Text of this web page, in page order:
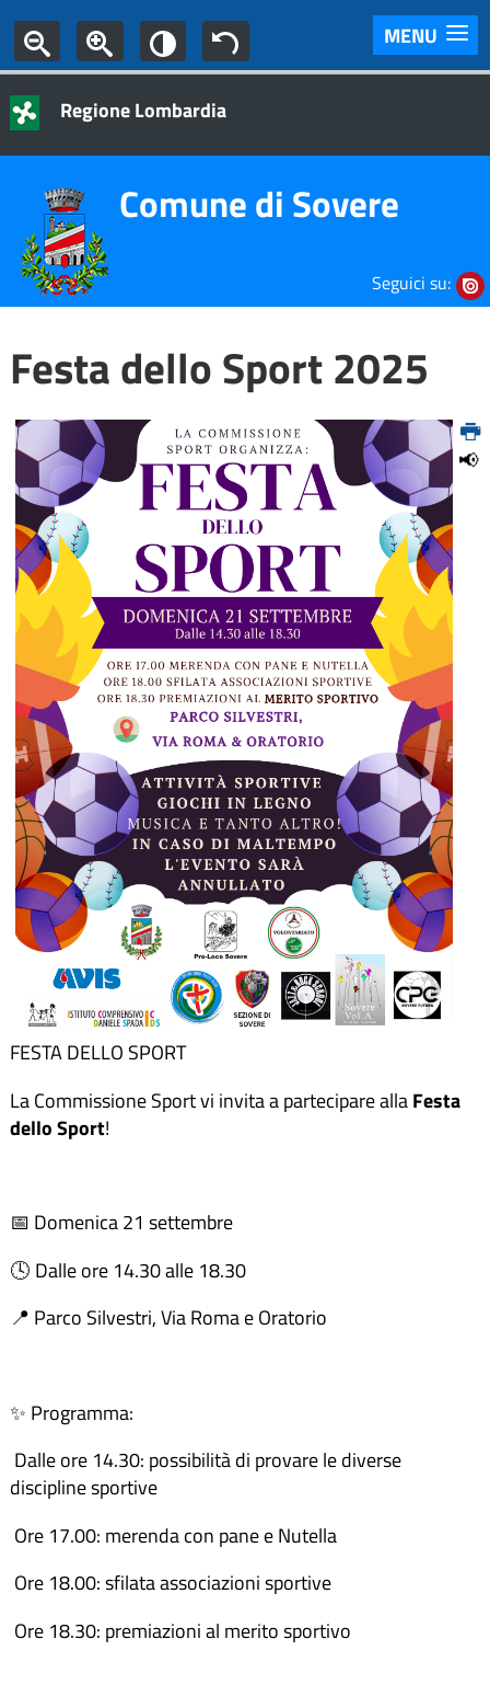
MENU
Regione Lombardia
Comune di Sovere
Seguici su:
Festa dello Sport 2025
📢
FESTA DELLO SPORT
La Commissione Sport vi invita a partecipare allaFesta
dello Sport!
📅 Domenica 21 settembre
🕓 Dalle ore 14.30 alle 18.30
📍 Parco Silvestri, Via Roma e Oratorio
✨ Programma:
Dalle ore 14.30: possibilità di provare le diverse
discipline sportive
Ore 17.00: merenda con pane e Nutella
Ore 18.00: sfilata associazioni sportive
Ore 18.30: premiazioni al merito sportivo